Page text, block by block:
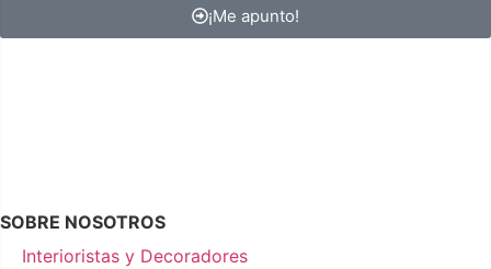
¡Me apunto!
SOBRE NOSOTROS
Interioristas y Decoradores